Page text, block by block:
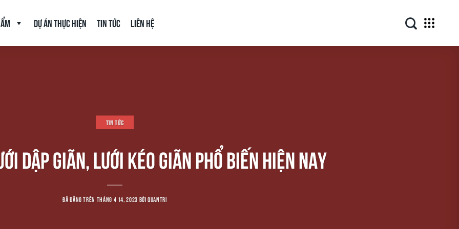
Dự án thực hiện Tin tức Liên hệ
TIN TỨC
dập giãn, lưới kéo giãn phổ biến hiện nay
ĐÃ ĐĂNG TRÊN THÁNG 4 14, 2023 BỞIQUANTRI